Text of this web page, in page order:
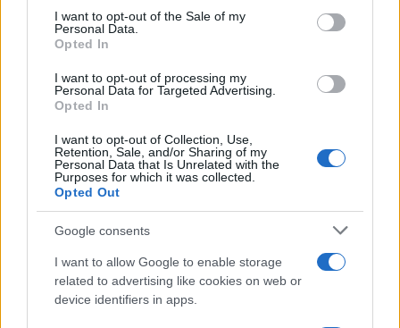
consent section.
I want to opt-out of the Sale of my
Personal Data.
Opted In
I want to opt-out of processing my
Personal Data for Targeted Advertising.
Opted In
I want to opt-out of Collection, Use,
Retention, Sale, and/or Sharing of my
Personal Data that Is Unrelated with the
Purposes for which it was collected.
Opted Out
Google consents
I want to allow Google to enable storage
related to advertising like cookies on web or
device identifiers in apps.
A rendező hangsúlyozta, az előadás nem ítélkezni akar,
hogy tudatában vagyunk, vagy, ha igen, akkor nem szívesen
nézünk szembe velük. Tasnádi István elárulta azt is, mit takar
a darab műfaját jelölő genre-revü: látványos, szórakoztató
zenés-táncos műsor, abszurd, ironikus jelenetekkel,
monológokkal összekötött szövegek keretbe foglalt
egysége. A Tapasztalt asszony című darabnak éppen ezért
nincs is ától?zéig tartó története, nem egy adott karakter
vagy karakterek jellemének változását mutatja be. A
középpontban a férfi és a nő áll. Kabaré, tánc, ének együtt